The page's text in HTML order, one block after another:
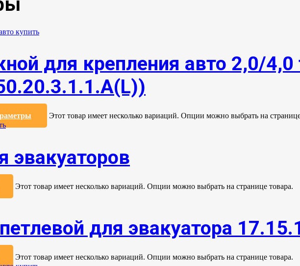
для крепления авто 2,0/4,0
Этот товар имеет несколько вариаций. Опции можно выбрать на
эвакуаторов
Этот товар имеет несколько вариаций. Опции можно выбрать на странице товара.
для эвакуатора
Этот товар имеет несколько вариаций. Опции можно выбрать на странице товара.